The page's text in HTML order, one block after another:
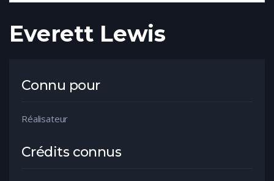
Everett Lewis
Connu pour
Réalisateur
Crédits connus